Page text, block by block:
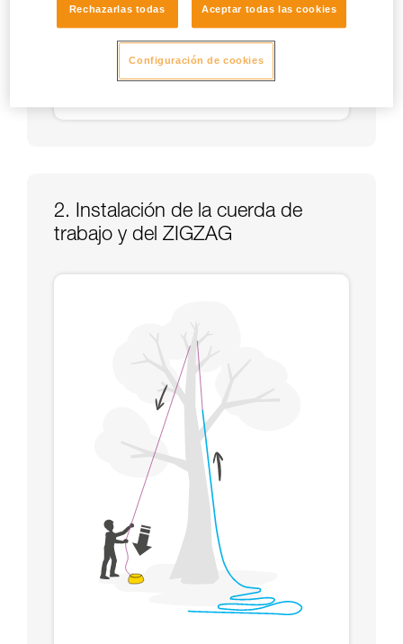
2. Instalación de la cuerda de
trabajo y del ZIGZAG
Rechazarlas todas Aceptar todas las cookies
Configuración de cookies